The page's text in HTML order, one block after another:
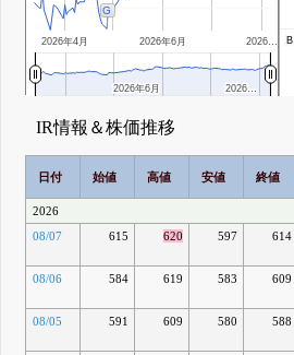
2026年4月 2026年6月 2026…
G
2026年6月
2026年6月 2026…
2026…
B
IR情報＆株価推移
日付 始値 高値 安値 終値
2026
08/07
615 620 597 614
08/06 584 619 583 609
08/05 591 609 580 588